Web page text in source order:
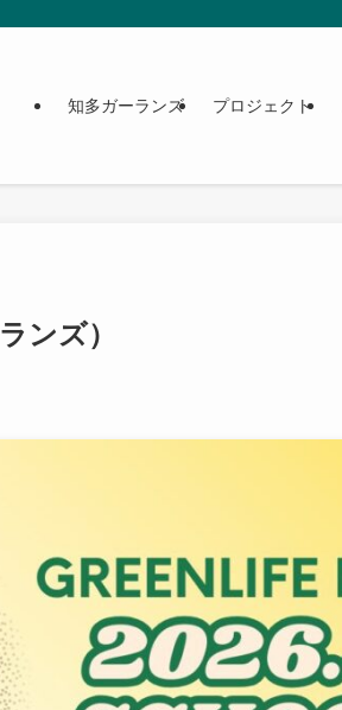
知多ガーランズ プロジェクト
ンズ）